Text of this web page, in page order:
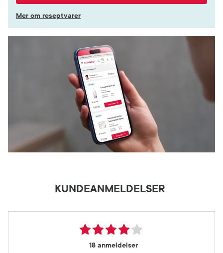
Mer om reseptvarer
KUNDEANMELDELSER
18 anmeldelser